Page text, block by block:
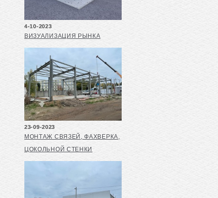
4-10-2023
ВИЗУАЛИЗАЦИЯ РЫНКА
23-09-2023
МОНТАЖ СВЯЗЕЙ, ФАХВЕРКА,
ЦОКОЛЬНОЙ СТЕНКИ